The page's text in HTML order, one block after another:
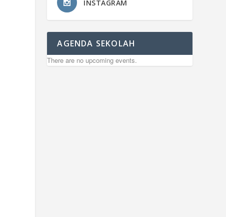
INSTAGRAM
AGENDA SEKOLAH
There are no upcoming events.